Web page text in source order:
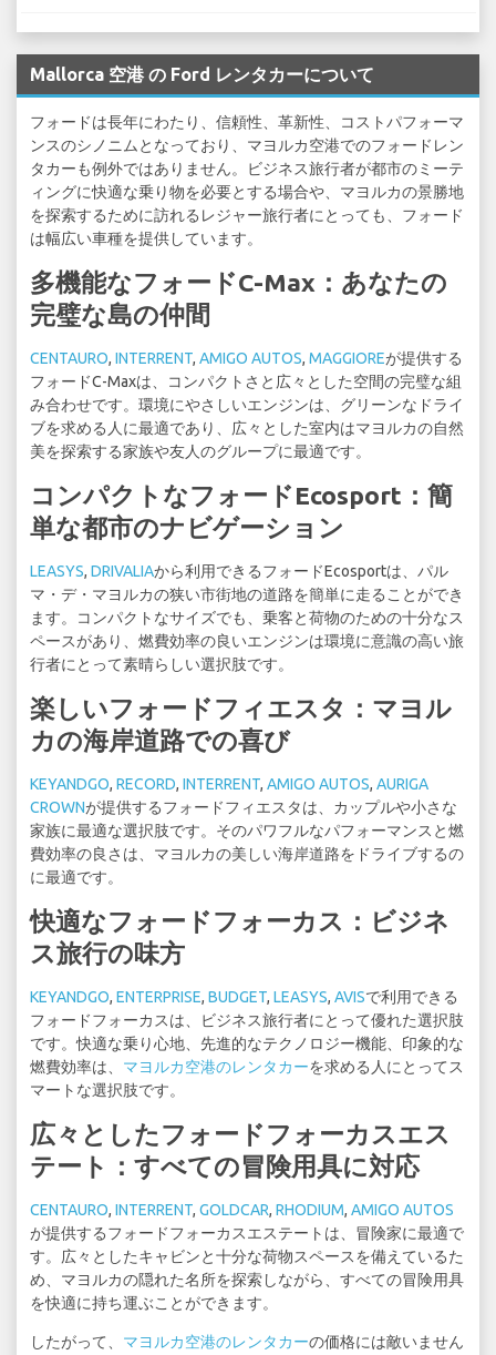
Mallorca 空港 の Ford レンタカーについて
フォードは長年にわたり、信頼性、革新性、コストパフォーマ
ンスのシノニムとなっており、マヨルカ空港でのフォードレン
タカーも例外ではありません。ビジネス旅行者が都市のミーテ
ィングに快適な乗り物を必要とする場合や、マヨルカの景勝地
を探索するために訪れるレジャー旅行者にとっても、フォード
は幅広い車種を提供しています。
多機能なフォードC-Max：あなたの
完璧な島の仲間
CENTAURO, INTERRENT, AMIGO AUTOS, MAGGIOREが提供する
フォードC-Maxは、コンパクトさと広々とした空間の完璧な組
み合わせです。環境にやさしいエンジンは、グリーンなドライ
ブを求める人に最適であり、広々とした室内はマヨルカの自然
美を探索する家族や友人のグループに最適です。
コンパクトなフォードEcosport：簡
単な都市のナビゲーション
LEASYS, DRIVALIAから利用できるフォードEcosportは、パル
マ・デ・マヨルカの狭い市街地の道路を簡単に走ることができ
ます。コンパクトなサイズでも、乗客と荷物のための十分なス
ペースがあり、燃費効率の良いエンジンは環境に意識の高い旅
行者にとって素晴らしい選択肢です。
楽しいフォードフィエスタ：マヨル
カの海岸道路での喜び
KEYANDGO, RECORD, INTERRENT, AMIGO AUTOS, AURIGA
CROWNが提供するフォードフィエスタは、カップルや小さな
家族に最適な選択肢です。そのパワフルなパフォーマンスと燃
費効率の良さは、マヨルカの美しい海岸道路をドライブするの
に最適です。
快適なフォードフォーカス：ビジネ
ス旅行の味方
KEYANDGO, ENTERPRISE, BUDGET, LEASYS, AVISで利用できる
フォードフォーカスは、ビジネス旅行者にとって優れた選択肢
です。快適な乗り心地、先進的なテクノロジー機能、印象的な
燃費効率は、 マヨルカ空港のレンタカーを求める人にとってス
マートな選択肢です。
広々としたフォードフォーカスエス
テート：すべての冒険用具に対応
CENTAURO, INTERRENT, GOLDCAR, RHODIUM, AMIGO AUTOS
が提供するフォードフォーカスエステートは、冒険家に最適で
す。広々としたキャビンと十分な荷物スペースを備えているた
め、マヨルカの隠れた名所を探索しながら、すべての冒険用具
を快適に持ち運ぶことができます。
したがって、 マヨルカ空港のレンタカーの価格には敵いません